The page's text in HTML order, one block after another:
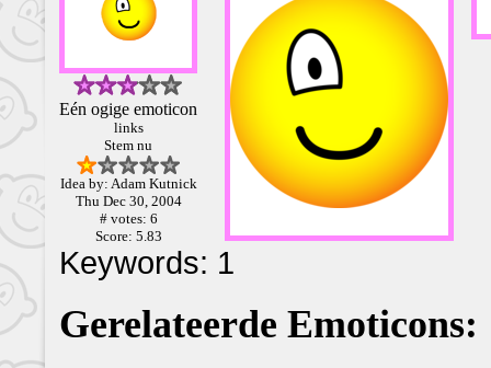
Eén ogige emoticon
links
Stem nu
Idea by: Adam Kutnick
Thu Dec 30, 2004
# votes: 6
Score: 5.83
Keywords: 1
Gerelateerde Emoticons: